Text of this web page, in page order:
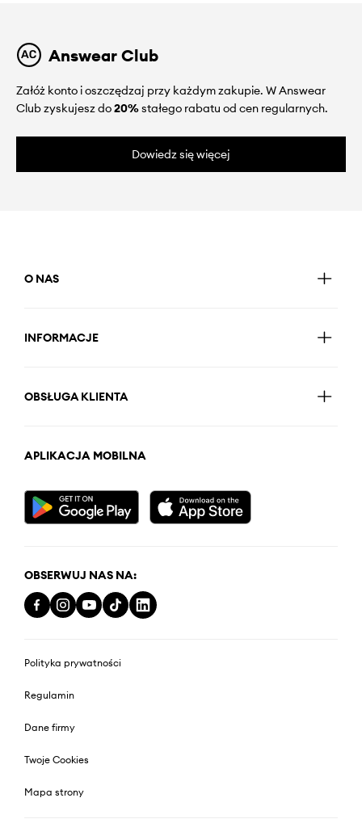
Answear Club
Załóż konto i oszczędzaj przy każdym zakupie. W Answear
Club zyskujesz do20%stałego rabatu od cen regularnych.
Dowiedz się więcej
O NAS
INFORMACJE
OBSŁUGA KLIENTA
APLIKACJA MOBILNA
OBSERWUJ NAS NA:
Polityka prywatności
Regulamin
Dane firmy
Twoje Cookies
Mapa strony